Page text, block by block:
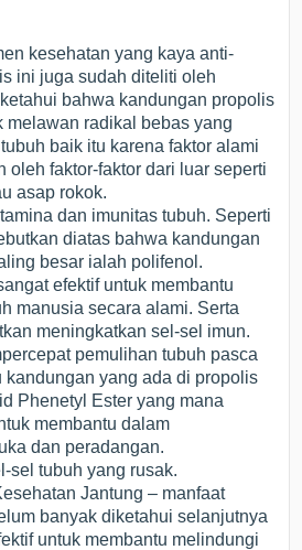
kesehatan yang kaya anti-
ini juga sudah diteliti oleh
bahwa kandungan propolis
melawan radikal bebas yang
baik itu karena faktor alami
oleh faktor-faktor dari luar seperti
asap rokok.
dan imunitas tubuh. Seperti
diatas bahwa kandungan
besar ialah polifenol.
efektif untuk membantu
manusia secara alami. Serta
meningkatkan sel-sel imun.
pemulihan tubuh pasca
kandungan yang ada di propolis
Phenetyl Ester yang mana
membantu dalam
dan peradangan.
sel tubuh yang rusak.
Jantung – manfaat
banyak diketahui selanjutnya
untuk membantu melindungi